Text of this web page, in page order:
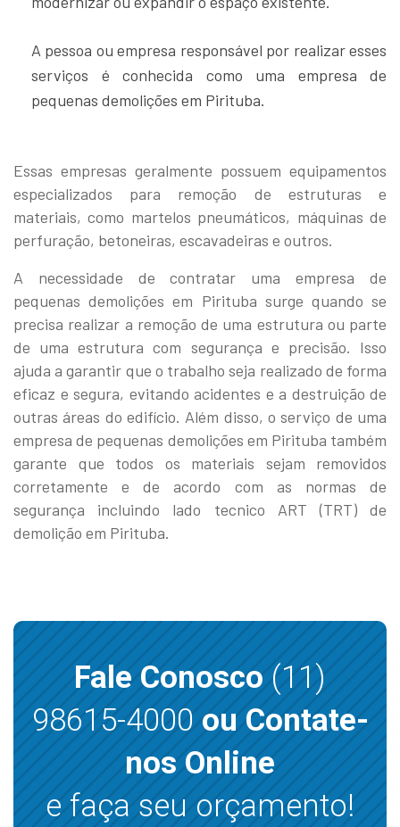
A pessoa ou empresa responsável por realizar esses
serviços é conhecida como uma empresa de
pequenas demolições em Pirituba.
Essas empresas geralmente possuem equipamentos
especializados para remoção de estruturas e
materiais, como martelos pneumáticos, máquinas de
perfuração, betoneiras, escavadeiras e outros.
A necessidade de contratar uma empresa de
pequenas demolições em Pirituba surge quando se
precisa realizar a remoção de uma estrutura ou parte
de uma estrutura com segurança e precisão. Isso
ajuda a garantir que o trabalho seja realizado de forma
eficaz e segura, evitando acidentes e a destruição de
outras áreas do edifício. Além disso, o serviço de uma
empresa de pequenas demolições em Pirituba também
garante que todos os materiais sejam removidos
corretamente e de acordo com as normas de
segurança incluindo lado tecnico ART (TRT) de
demolição em Pirituba.
Fale Conosco(11)
98615-4000ou Contate-
nos Online
e faça seu orçamento!